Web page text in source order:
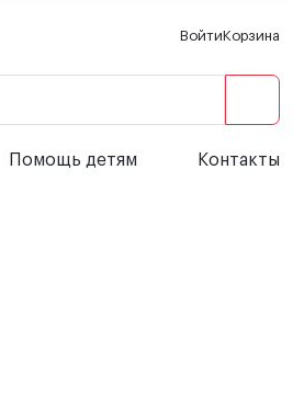
ВойтиКорзина
Помощь детям Контакты